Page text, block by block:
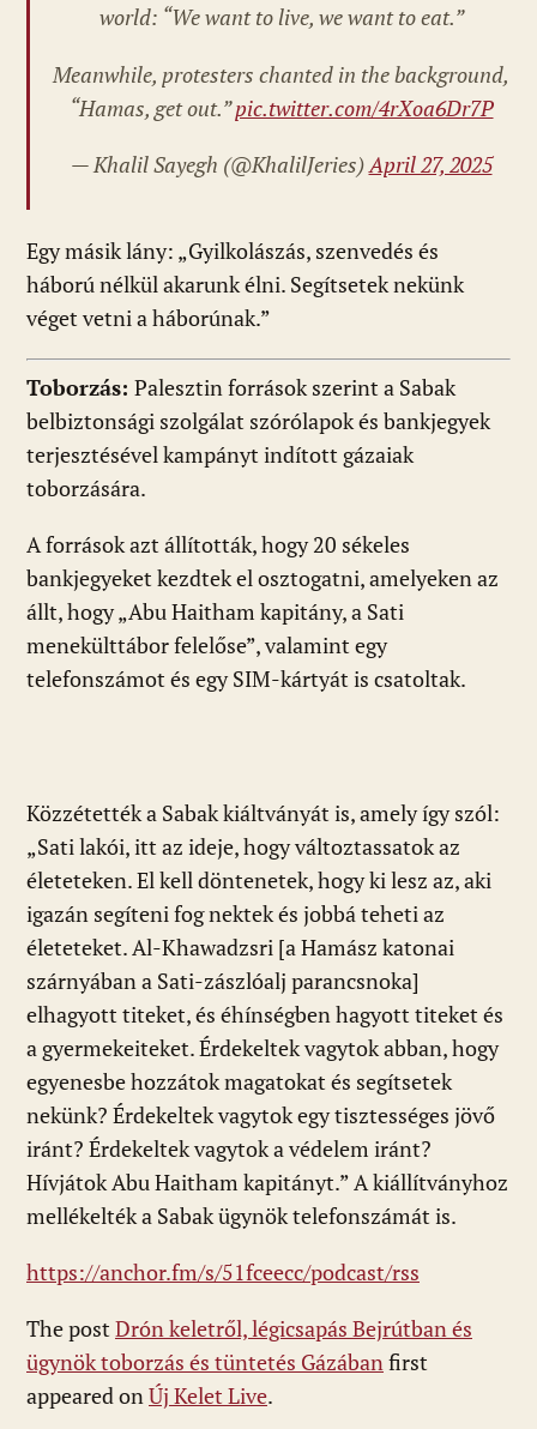
world: “We want to live, we want to eat.”
Meanwhile, protesters chanted in the background,
“Hamas, get out.”pic.twitter.com/4rXoa6Dr7P
— Khalil Sayegh (@KhalilJeries)April 27, 2025
Egy másik lány: „Gyilkolászás, szenvedés és
háború nélkül akarunk élni. Segítsetek nekünk
véget vetni a háborúnak.”
Toborzás: Palesztin források szerint a Sabak
belbiztonsági szolgálat szórólapok és bankjegyek
terjesztésével kampányt indított gázaiak
toborzására.
A források azt állították, hogy 20 sékeles
bankjegyeket kezdtek el osztogatni, amelyeken az
állt, hogy „Abu Haitham kapitány, a Sati
menekülttábor felelőse”, valamint egy
telefonszámot és egy SIM-kártyát is csatoltak.
Közzétették a Sabak kiáltványát is, amely így szól:
„Sati lakói, itt az ideje, hogy változtassatok az
életeteken. El kell döntenetek, hogy ki lesz az, aki
igazán segíteni fog nektek és jobbá teheti az
életeteket. Al-Khawadzsri [a Hamász katonai
szárnyában a Sati-zászlóalj parancsnoka]
elhagyott titeket, és éhínségben hagyott titeket és
a gyermekeiteket. Érdekeltek vagytok abban, hogy
egyenesbe hozzátok magatokat és segítsetek
nekünk? Érdekeltek vagytok egy tisztességes jövő
iránt? Érdekeltek vagytok a védelem iránt?
Hívjátok Abu Haitham kapitányt.” A kiállítványhoz
mellékelték a Sabak ügynök telefonszámát is.
https://anchor.fm/s/51fceecc/podcast/rss
The post Drón keletről, légicsapás Bejrútban és
ügynök toborzás és tüntetés Gázábanfirst
appeared onÚj Kelet Live.